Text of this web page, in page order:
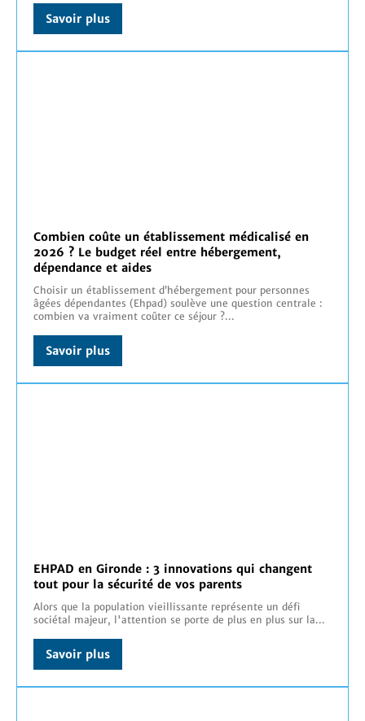
Savoir plus
Combien coûte un établissement médicalisé en
2026 ? Le budget réel entre hébergement,
dépendance et aides
Choisir un établissement d’hébergement pour personnes
âgées dépendantes (Ehpad) soulève une question centrale :
combien va vraiment coûter ce séjour ?...
Savoir plus
EHPAD en Gironde : 3 innovations qui changent
tout pour la sécurité de vos parents
Alors que la population vieillissante représente un défi
sociétal majeur, l'attention se porte de plus en plus sur la...
Savoir plus